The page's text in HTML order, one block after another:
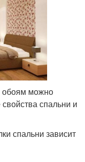
обоям можно
спальни и
спальни зависит